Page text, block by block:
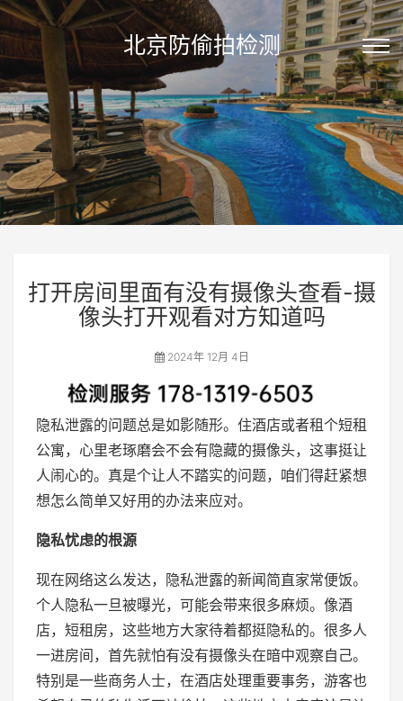
北京防偷拍检测
打开房间里面有没有摄像头查看-摄
像头打开观看对方知道吗
2024年 12月 4日
隐私泄露的问题总是如影随形。住酒店或者租个短租
公寓，心里老琢磨会不会有隐藏的摄像头，这事挺让
人闹心的。真是个让人不踏实的问题，咱们得赶紧想
想怎么简单又好用的办法来应对。
隐私忧虑的根源
现在网络这么发达，隐私泄露的新闻简直家常便饭。
个人隐私一旦被曝光，可能会带来很多麻烦。像酒
店，短租房，这些地方大家待着都挺隐私的。很多人
一进房间，首先就怕有没有摄像头在暗中观察自己。
特别是一些商务人士，在酒店处理重要事务，游客也